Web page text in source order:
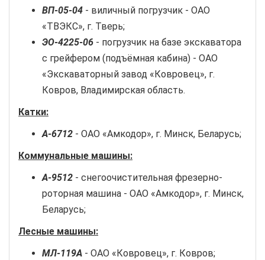
ВП-05-04 - виличный погрузчик - ОАО
«ТВЭКС», г. Тверь;
ЭО-4225-06 - погрузчик на базе экскаватора
с грейфером (подъёмная кабина) - ОАО
«Экскаваторный завод «Ковровец», г.
Ковров, Владимирская область.
Катки:
А-6712 - ОАО «Амкодор», г. Минск, Беларусь;
Коммунальные машины:
А-9512 - снегоочистительная фрезерно-
роторная машина - ОАО «Амкодор», г. Минск,
Беларусь;
Лесные машины:
МЛ-119А - ОАО «Ковровец», г. Ковров;